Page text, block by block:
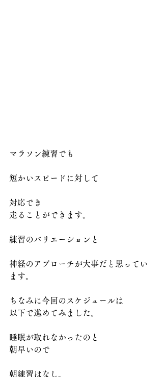
マラソン練習でも
短かいスピードに対して
対応でき
走ることができます。
練習のバリエーションと
神経のアプローチが大事だと思ってい
ます。
ちなみに今回のスケジュールは
以下で進めてみました。
睡眠が取れなかったのと
朝早いので
朝練習はなし。